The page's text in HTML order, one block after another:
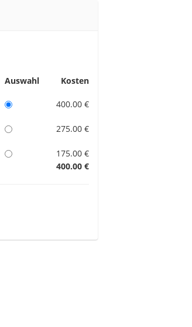
Auswahl Kosten
400.00 €
275.00 €
175.00 €
400.00 €